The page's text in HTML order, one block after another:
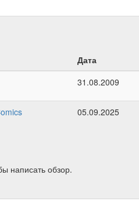
Дата
31.08.2009
05.09.2025
написать обзор.